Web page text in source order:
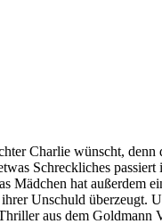
Charlie wünscht,
Schreckliches
Mädchen hat außerdem
Unschuld überzeugt.
aus dem